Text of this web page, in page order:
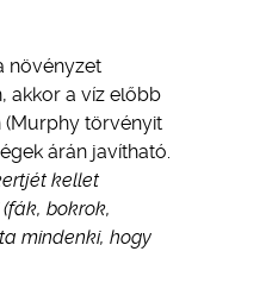
növényzet
akkor a víz előbb
(Murphy törvényit
árán javítható.
kellet
bokrok,
mindenki, hogy